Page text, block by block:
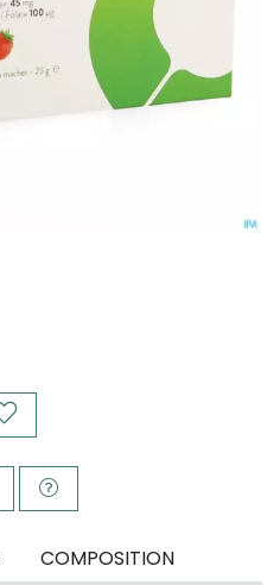
COMPOSITION